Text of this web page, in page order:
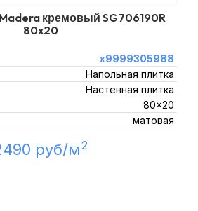
кремовый SG706190R
80x20
х9999305988
Напольная плитка
Настенная плитка
80x20
матовая
руб/м2